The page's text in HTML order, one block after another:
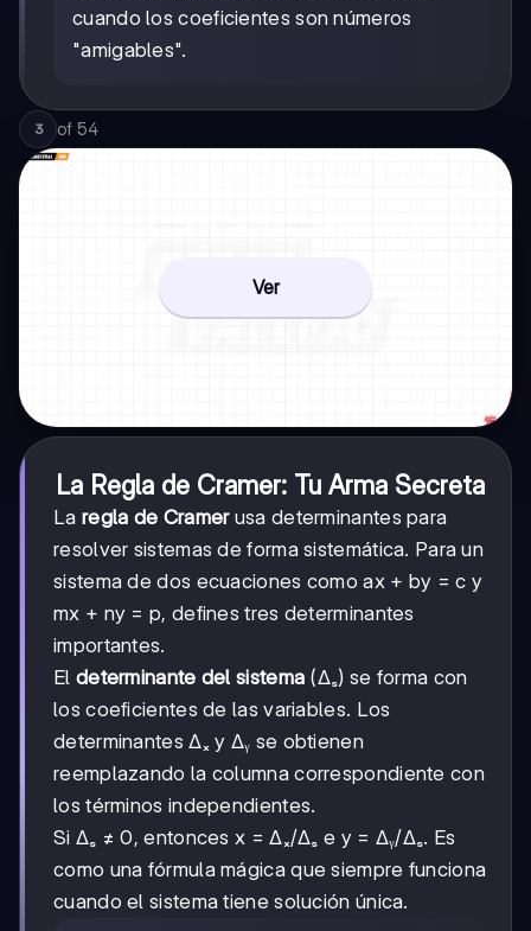
cuando los coeficientes son números
"amigables".
3 of 54
Ver
La Regla de Cramer: Tu Arma Secreta
La regla de Cramerusa determinantes para
resolver sistemas de forma sistemática. Para un
sistema de dos ecuaciones como ax + by = c y
mx + ny = p, defines tres determinantes
importantes.
El determinante del sistema (Δₛ) se forma con
los coeficientes de las variables. Los
determinantes Δₓ y Δᵧ se obtienen
reemplazando la columna correspondiente con
los términos independientes.
Si Δₛ ≠ 0, entonces x = Δₓ/Δₛ e y = Δᵧ/Δₛ. Es
como una fórmula mágica que siempre funciona
cuando el sistema tiene solución única.